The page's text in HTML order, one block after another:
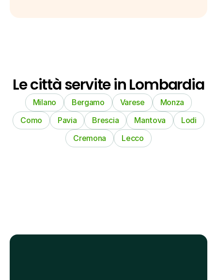
Le città servite in Lombardia
Milano Bergamo Varese
Monza
Como
Pavia Brescia Mantova
Lodi
Cremona
Lecco